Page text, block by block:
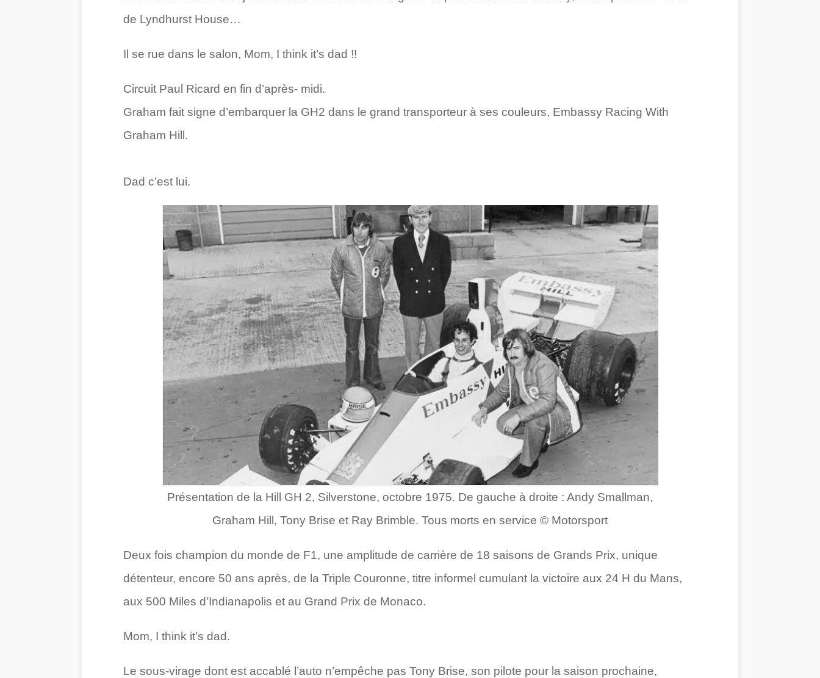
de Lyndhurst House…
Il se rue dans le salon, Mom, I think it’s dad !!
Circuit Paul Ricard en fin d’après- midi.
Graham fait signe d’embarquer la GH2 dans le grand transporteur à ses couleurs, Embassy Racing With
Graham Hill.
Dad c’est lui.
Présentation de la Hill GH 2, Silverstone, octobre 1975. De gauche à droite : Andy Smallman,
Graham Hill, Tony Brise et Ray Brimble. Tous morts en service © Motorsport
Deux fois champion du monde de F1, une amplitude de carrière de 18 saisons de Grands Prix, unique
détenteur, encore 50 ans après, de la Triple Couronne, titre informel cumulant la victoire aux 24 H du Mans,
aux 500 Miles d’Indianapolis et au Grand Prix de Monaco.
Mom, I think it’s dad.
Le sous-virage dont est accablé l’auto n’empêche pas Tony Brise, son pilote pour la saison prochaine,